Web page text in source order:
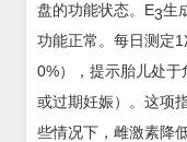
盘的功能状态。E3生
功能正常。每日测定1
0%），提示胎儿处
或过期妊娠）。这项
些情况下，雌激素降